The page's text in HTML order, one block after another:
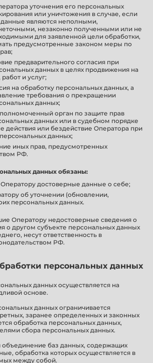
уточнения его персональных
или уничтожения в случае, если
являются неполными,
незаконно полученными или не
для заявленной цели обработки,
предусмотренные законом меры по
предварительного согласия при
данных в целях продвижения на
и услуг;
на обработку персональных данных, а
требования о прекращении
данных;
орган по защите прав
данных или в судебном порядке
действия или бездействие Оператора при
данных;
иных прав, предусмотренных
РФ.
данных обязаны:
Оператору достоверные данные о себе;
об уточнении (обновлении,
персональных данных.
Оператору недостоверные сведения о
о другом субъекте персональных данных
несут ответственность в
РФ.
персональных данных
данных осуществляется на
основе.
данных ограничивается
заранее определенных и законных
обработка персональных данных,
сбора персональных данных.
объединение баз данных, содержащих
обработка которых осуществляется в
между собой.